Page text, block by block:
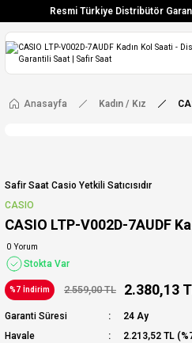
Resmi Türkiye Distribütör
Vade Farksız
Ücretsiz
Anasayfa Kadın / Kız
Safir Saat Casio Yetkili Satıcısıdır
CASIO
CASIO LTP-V002D-7AUDF
0 Yorum
Stokta Var
%7 İndirim 2.559,00 TL 2.380,13
Garanti Süresi
24 Ay
Havale
2.213,52 TL